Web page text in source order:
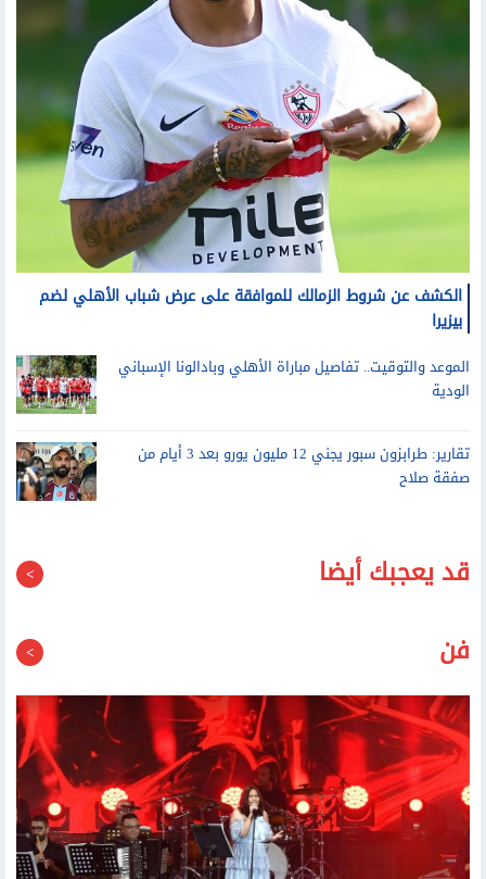
الكشف عن شروط الزمالك للموافقة على عرض شباب الأهلي لضم
بيزيرا
الموعد والتوقيت.. تفاصيل مباراة الأهلي وبادالونا الإسباني
الودية
تقارير: طرابزون سبور يجني 12 مليون يورو بعد 3 أيام من
صفقة صلاح
قد يعجبك أيضا
فن